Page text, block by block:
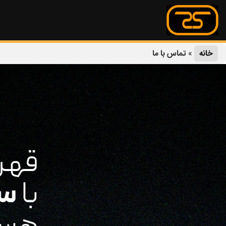
خانه »تماس با ما